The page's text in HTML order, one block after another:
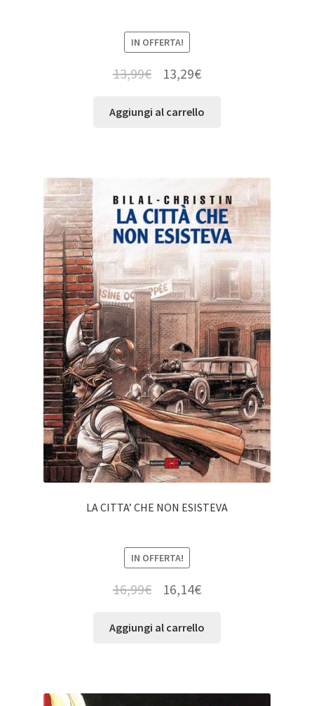
IN OFFERTA!
13,99€ 13,29€
Aggiungi al carrello
LA CITTA’ CHE NON ESISTEVA
IN OFFERTA!
16,99€ 16,14€
Aggiungi al carrello